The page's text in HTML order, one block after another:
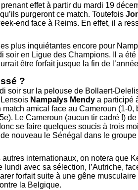
effet à partir du mardi 19
purgeront ce match. Toutefois
end face à Reims. En effet, il a
plus inquiétantes encore pour
soir en Ligue des Champions. Il a
être forfait jusque la fin de
?
soir sur la pelouse de Bollaert-
Nampalys Mendy a participé
match amical face au Cameroun (1-0,
Le Cameroun (aucun tir cadré !)
se faire quelques soucis à trois
nouveau le Sénégal dans le
autres internationaux, on notera que
lundi avec sa sélection, l’Autriche,
forfait suite à une gêne
la Belgique.